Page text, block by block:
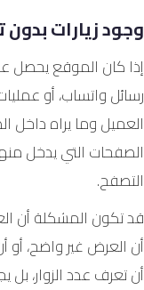
وجود زيارات
إذا كان الموقع يحصل
رسائل واتساب، أو
العميل وما يراه داخل
الصفحات التي يدخل
التصفح.
قد تكون المشكلة أن
أن العرض غير واضح، أو
أن تعرف عدد الزوار،